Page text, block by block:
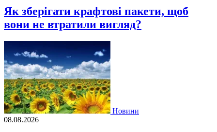
Як зберігати крафтові пакети, щоб
вони не втратили вигляд?
Новини
08.08.2026